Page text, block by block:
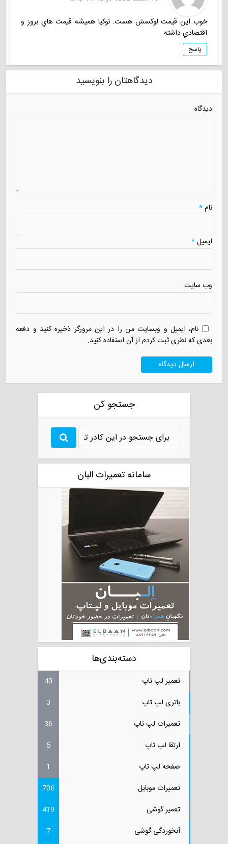
خوب اين قيمت لوكسش هست. نوكيا هميشه قيمت هاي بروز و
اقتصادي داشته
پاسخ
دیدگاهتان را بنویسید
دیدگاه
نام*
ایمیل*
وب سایت
نام، ایمیل و وبسایت من را در این مرورگر ذخیره کنید و دفعه
بعدی که نظری ثبت کردم از آن استفاده کنید.
جستجو کن
سامانه تعمیرات البان
دسته‌بندی‌ها
تعمیر لپ تاپ
40
باتری لپ تاپ
3
تعمیرات لپ تاپ
36
ارتقا لپ تاپ
5
صفحه لپ تاپ
1
تعمیرات موبایل
706
تعمیر گوشی
419
آبخوردگی گوشی
7